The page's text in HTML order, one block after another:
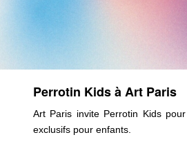
Perrotin Kids à Art Paris
Art Paris invite Perrotin Kids
exclusifs pour enfants.